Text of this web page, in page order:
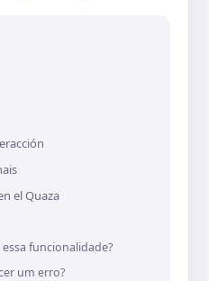
el Quaza
funcionalidade?
um erro?